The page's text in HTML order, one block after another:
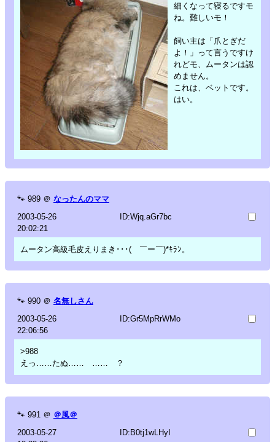
細くなって寝るですモ
ね。難しいモ！
飼い主は「爪とぎだ
よ！」って言うですけ
れどモ、ムータンは認
めません。
これは、ベットです。
はい。
🐾 989 ＠ なったんのママ
2003-05-26
20:02:21
ID:Wjq.aGr7bc
ムータン高級毛皮えりまき･･･( ￣ー￣)*ｷﾗﾝ。
🐾 990 ＠ 名無しさん
2003-05-26
22:06:56
ID:Gr5MpRrWMo
>988
えっ……たぬ…… …… ？
🐾 991 ＠ ＠風＠
2003-05-27
ID:B0tj1wLHyI